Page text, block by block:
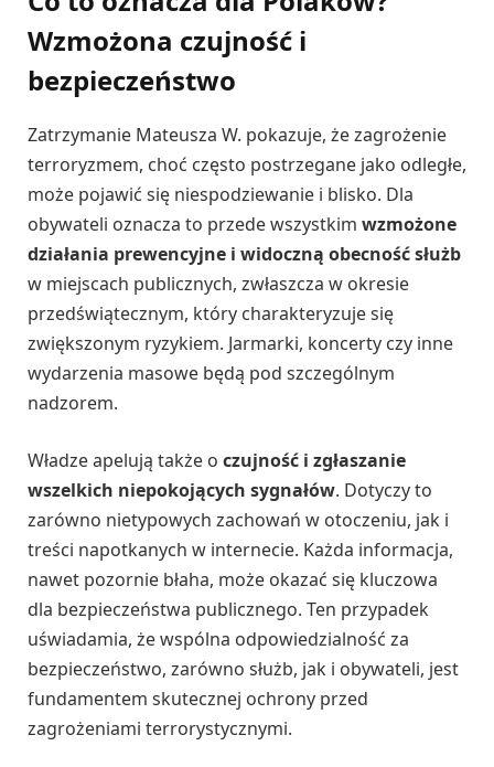
Wzmożona czujność i
bezpieczeństwo
Zatrzymanie Mateusza W. pokazuje, że zagrożenie
terroryzmem, choć często postrzegane jako odległe,
może pojawić się niespodziewanie i blisko. Dla
obywateli oznacza to przede wszystkim wzmożone
działania prewencyjne i widoczną obecność służb
w miejscach publicznych, zwłaszcza w okresie
przedświątecznym, który charakteryzuje się
zwiększonym ryzykiem. Jarmarki, koncerty czy inne
wydarzenia masowe będą pod szczególnym
nadzorem.
Władze apelują także o czujność i zgłaszanie
wszelkich niepokojących sygnałów. Dotyczy to
zarówno nietypowych zachowań w otoczeniu, jak i
treści napotkanych w internecie. Każda informacja,
nawet pozornie błaha, może okazać się kluczowa
dla bezpieczeństwa publicznego. Ten przypadek
uświadamia, że wspólna odpowiedzialność za
bezpieczeństwo, zarówno służb, jak i obywateli, jest
fundamentem skutecznej ochrony przed
zagrożeniami terrorystycznymi.